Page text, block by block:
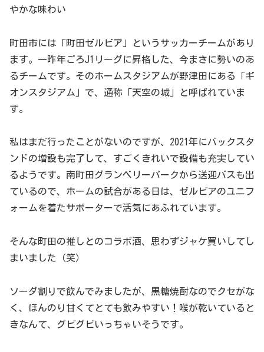
やかな味わい
町田市には「町田ゼルビア」というサッカーチームがあり
ます。一昨年ごろJ1リーグに昇格した、今まさに勢いのあ
るチームです。そのホームスタジアムが野津田にある「ギ
オンスタジアム」で、通称「天空の城」と呼ばれていま
す。
私はまだ行ったことがないのですが、2021年にバックスタ
ンドの増設も完了して、すごくきれいで設備も充実してい
るようです。南町田グランベリーパークから送迎バスも出
ているので、ホームの試合がある日は、ゼルビアのユニフ
ォームを着たサポーターで活気にあふれています。
そんな町田の推しとのコラボ酒、思わずジャケ買いしてし
まいました（笑）
ソーダ割りで飲んでみましたが、黒糖焼酎なのでクセがな
く、ほんのり甘くてとても飲みやすい！喉が乾いていると
きなんて、グビグビいっちゃいそうです。